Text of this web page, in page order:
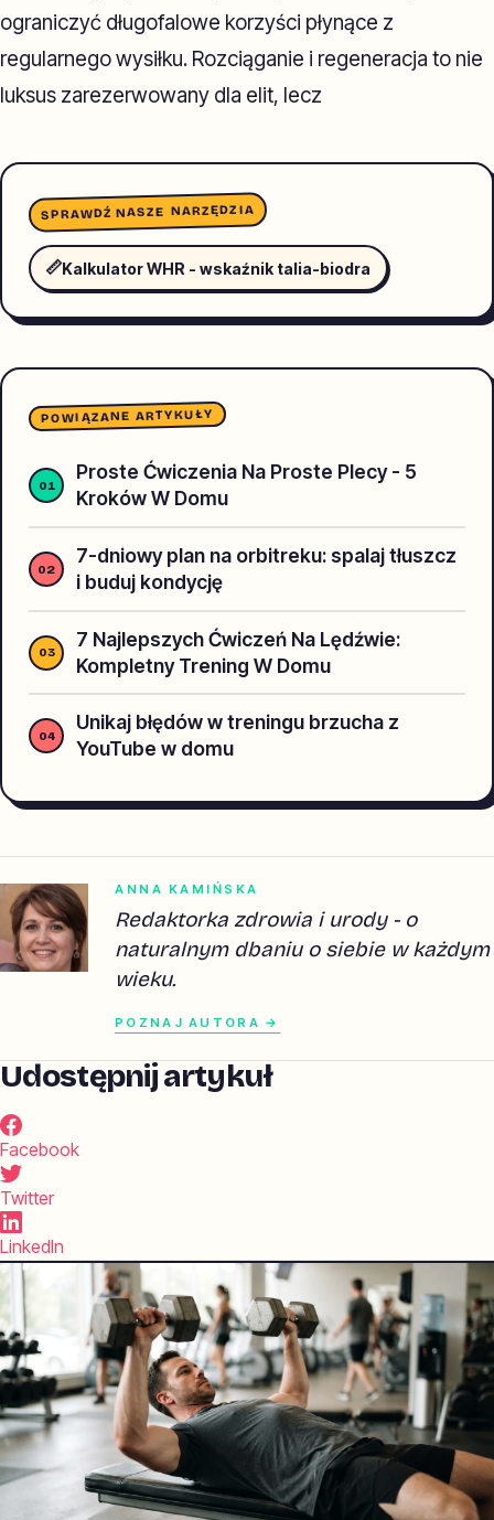
ograniczyć długofalowe korzyści płynące z
regularnego wysiłku. Rozciąganie i regeneracja to nie
luksus zarezerwowany dla elit, lecz
SPRAWDŹ NASZE NARZĘDZIA
📏Kalkulator WHR - wskaźnik talia-biodra
POWIĄZANE ARTYKUŁY
Proste Ćwiczenia Na Proste Plecy - 5
Kroków W Domu
7-dniowy plan na orbitreku: spalaj tłuszcz
i buduj kondycję
7 Najlepszych Ćwiczeń Na Lędźwie:
Kompletny Trening W Domu
Unikaj błędów w treningu brzucha z
YouTube w domu
ANNA KAMIŃSKA
Redaktorka zdrowia i urody - o
naturalnym dbaniu o siebie w każdym
wieku.
POZNAJ AUTORA →
Udostępnij artykuł
Facebook
Twitter
LinkedIn